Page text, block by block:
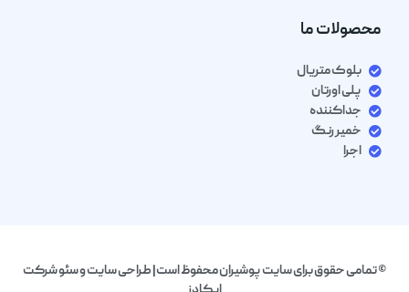
محصولات ما
بلوک متریال
پلی اورتان
جداکننده
خمیر رنگ
اجرا
© تمامی حقوق برای سایت پوشیران محفوظ است| طراحی سایت و سئو شرکت